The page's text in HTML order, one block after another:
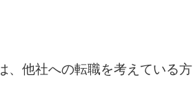
、他社への転職を考えている方